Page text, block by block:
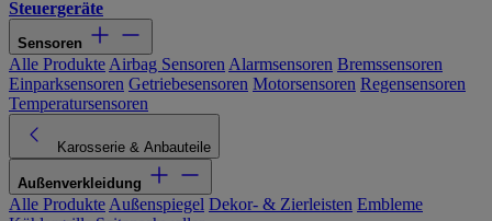
Steuergeräte
Sensoren
Alle Produkte Airbag Sensoren Alarmsensoren Bremssensoren
Einparksensoren Getriebesensoren Motorsensoren Regensensoren
Temperatursensoren
Karosserie & Anbauteile
Außenverkleidung
Alle Produkte Außenspiegel Dekor- & Zierleisten Embleme